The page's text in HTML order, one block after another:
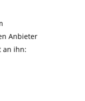
Anbieter
an ihn: